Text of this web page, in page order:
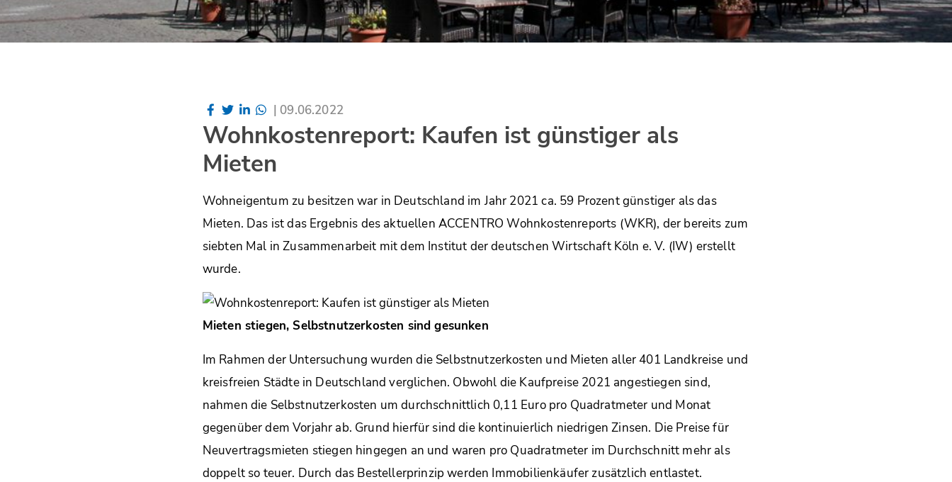
| 09.06.2022
Wohnkostenreport: Kaufen ist günstiger als
Mieten
Wohneigentum zu besitzen war in Deutschland im Jahr 2021 ca. 59 Prozent günstiger als das
Mieten. Das ist das Ergebnis des aktuellen ACCENTRO Wohnkostenreports (WKR), der bereits zum
siebten Mal in Zusammenarbeit mit dem Institut der deutschen Wirtschaft Köln e. V. (IW) erstellt
wurde.
Mieten stiegen, Selbstnutzerkosten sind gesunken
Im Rahmen der Untersuchung wurden die Selbstnutzerkosten und Mieten aller 401 Landkreise und
kreisfreien Städte in Deutschland verglichen. Obwohl die Kaufpreise 2021 angestiegen sind,
nahmen die Selbstnutzerkosten um durchschnittlich 0,11 Euro pro Quadratmeter und Monat
gegenüber dem Vorjahr ab. Grund hierfür sind die kontinuierlich niedrigen Zinsen. Die Preise für
Neuvertragsmieten stiegen hingegen an und waren pro Quadratmeter im Durchschnitt mehr als
doppelt so teuer. Durch das Bestellerprinzip werden Immobilienkäufer zusätzlich entlastet.